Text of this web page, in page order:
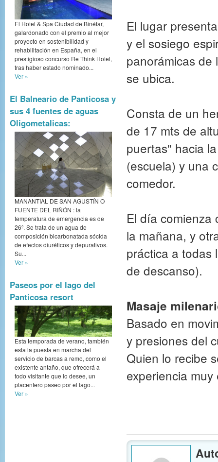
El Hotel & Spa Ciudad de Binéfar,
galardonado con el premio al mejor
proyecto en sostenibilidad y
rehabilitación en España, en el
prestigioso concurso Re Think Hotel,
tras haber estado nominado...
Ver »
El Balneario de Panticosa y
sus 4 fuentes de aguas
Oligometalicas:
MANANTIAL DE SAN AGUSTÍN O
FUENTE DEL RIÑÓN : la
temperatura de emergencia es de
26º. Se trata de un agua de
composición bicarbonatada sócida
de efectos diuréticos y depurativos.
Su...
Ver »
Paseos por el lago del
Panticosa resort
Esta temporada de verano, también
esta la puesta en marcha del
servicio de barcas a remo, como el
existente antaño, que ofrecerá a
todo visitante que lo desee, un
placentero paseo por el lago...
Ver »
El lugar
y el sosiego
panorámicas de
se ubica.
Consta de un
de 17 mts de
puertas" hacia
(escuela) y una
comedor.
El día comienza
la mañana, y
práctica a todas
de descanso).
Masaje
Basado en
y presiones del
Quien lo recibe
experiencia muy